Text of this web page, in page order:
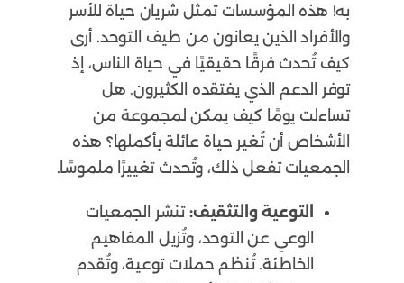
به! هذه المؤسسات تمثل شريان حياة للأسر
والأفراد الذين يعانون من طيف التوحد. أرى
كيف تُحدث فرقًا حقيقيًا في حياة الناس، إذ
توفر الدعم الذي يفتقده الكثيرون. هل
تساءلت يومًا كيف يمكن لمجموعة من
الأشخاص أن تُغير حياة عائلة بأكملها؟ هذه
الجمعيات تفعل ذلك، وتُحدث تغييرًا ملموسًا.
التوعية والتثقيف: تنشر الجمعيات
الوعي عن التوحد، وتُزيل المفاهيم
الخاطئة. تُنظم حملات توعية، وتُقدم